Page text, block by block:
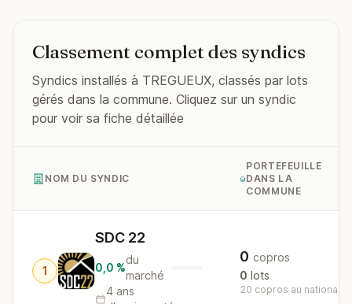
Classement complet des syndics
Syndics installés à TREGUEUX, classés par lots
gérés dans la commune. Cliquez sur un syndic
pour voir sa fiche détaillée
NOM DU SYNDIC
PORTEFEUILLE
DANS LA
COMMUNE
1
SDC 22
0,0 %
du
marché
4 ans
0 copros
0 lots
20 copros au national